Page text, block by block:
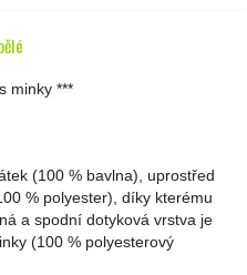
minky ***
(100 % bavlna), uprostřed
% polyester), díky kterému
a spodní dotyková vrstva je
(100 % polyesterový